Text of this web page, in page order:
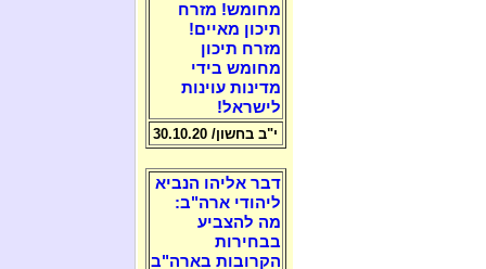
מחומש! מזרח
תיכון מאיים!
מזרח תיכון
מחומש בידי
מדינות עוינות
לישראל!
י"ב בחשון/ 30.10.20
דבר אליהו הנביא
ליהודי ארה"ב:
מה להצביע
בבחירות
הקרובות בארה"ב